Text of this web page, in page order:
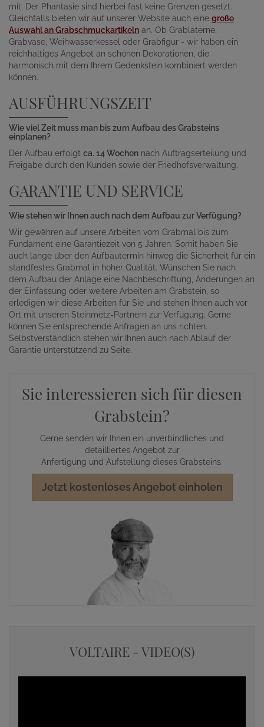
mit. Der Phantasie sind hierbei fast keine Grenzen gesetzt.
Gleichfalls bieten wir auf unserer Website auch eine große
Auswahl an Grabschmuckartikeln an. Ob Grablaterne,
Grabvase, Weihwasserkessel oder Grabfigur - wir haben ein
reichhaltiges Angebot an schönen Dekorationen, die
harmonisch mit dem Ihrem Gedenkstein kombiniert werden
können.
AUSFÜHRUNGSZEIT
Wie viel Zeit muss man bis zum Aufbau des Grabsteins
einplanen?
Der Aufbau erfolgt ca. 14 Wochen nach Auftragserteilung und
Freigabe durch den Kunden sowie der Friedhofsverwaltung.
GARANTIE UND SERVICE
Wie stehen wir Ihnen auch nach dem Aufbau zur Verfügung?
Wir gewähren auf unsere Arbeiten vom Grabmal bis zum
Fundament eine Garantiezeit von 5 Jahren. Somit haben Sie
auch lange über den Aufbautermin hinweg die Sicherheit für ein
standfestes Grabmal in hoher Qualität. Wünschen Sie nach
dem Aufbau der Anlage eine Nachbeschriftung, Änderungen an
der Einfassung oder weitere Arbeiten am Grabstein, so
erledigen wir diese Arbeiten für Sie und stehen Ihnen auch vor
Ort mit unseren Steinmetz-Partnern zur Verfügung. Gerne
können Sie entsprechende Anfragen an uns richten.
Selbstverständlich stehen wir Ihnen auch nach Ablauf der
Garantie unterstützend zu Seite.
Sie interessieren sich für diesen
Grabstein?
Gerne senden wir Ihnen ein unverbindliches und
detailliertes Angebot zur
Anfertigung und Aufstellung dieses Grabsteins.
Jetzt kostenloses Angebot einholen
VOLTAIRE - VIDEO(S)